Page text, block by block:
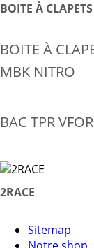
BOITE À
BOITE À
MBK NITRO
BAC TPR
2RACE
Sitemap